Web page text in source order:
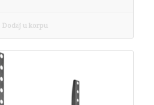
Dodaj u korpu